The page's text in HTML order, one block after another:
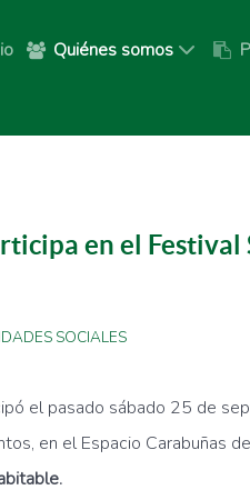
Quiénes somos
en el
SOCIALES
el pasado sábado 25 de
en el Espacio